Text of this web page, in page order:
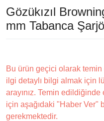
Gözükızıl
mm Tabanca
Bu ürün geçici olarak
ilgi detaylı bilgi almak için
arayınız. Temin
için aşağıdaki "Haber Ver"
gerekmektedir.